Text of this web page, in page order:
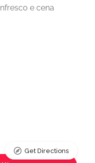
e cena
Get Directions